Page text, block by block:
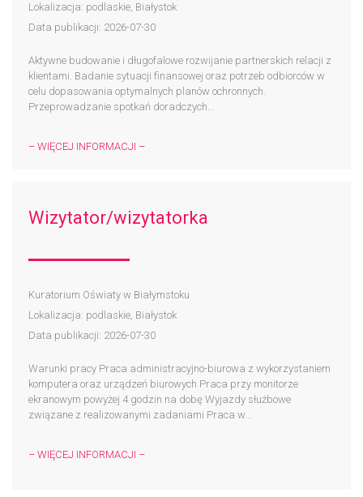
Lokalizacja: podlaskie, Białystok
Data publikacji: 2026-07-30
Aktywne budowanie i długofalowe rozwijanie partnerskich relacji z
klientami. Badanie sytuacji finansowej oraz potrzeb odbiorców w
celu dopasowania optymalnych planów ochronnych.
Przeprowadzanie spotkań doradczych...
– WIĘCEJ INFORMACJI –
Wizytator/wizytatorka
Kuratorium Oświaty w Białymstoku
Lokalizacja: podlaskie, Białystok
Data publikacji: 2026-07-30
Warunki pracy Praca administracyjno-biurowa z wykorzystaniem
komputera oraz urządzeń biurowych Praca przy monitorze
ekranowym powyżej 4 godzin na dobę Wyjazdy służbowe
związane z realizowanymi zadaniami Praca w...
– WIĘCEJ INFORMACJI –